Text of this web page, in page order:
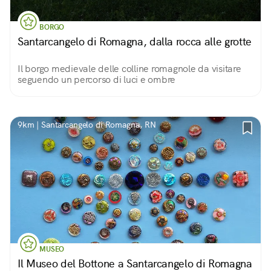
BORGO
Santarcangelo di Romagna, dalla rocca alle grotte
Il borgo medievale delle colline romagnole da visitare
seguendo un percorso di luci e ombre
9km | Santarcangelo di Romagna, RN
MUSEO
Il Museo del Bottone a Santarcangelo di Romagna